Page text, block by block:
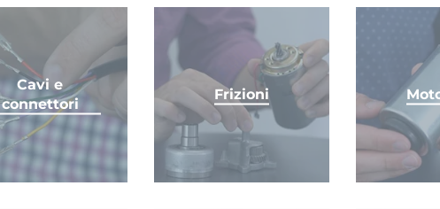
Cavi e
connettori
Frizioni